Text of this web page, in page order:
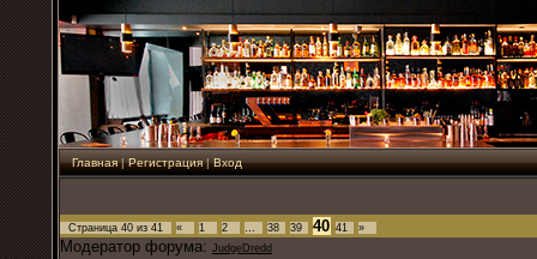
Главная|Регистрация|Вход
Страница 40 из 41 « 1 2 … 38 39 40 41 »
Модератор форума: JudgeDredd